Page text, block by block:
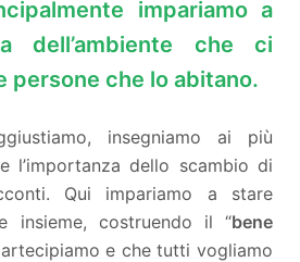
impariamo a
dell’ambiente che ci
persone che lo abitano.
insegniamo ai più
l’importanza dello scambio di
Qui impariamo a stare
insieme, costruendo il “bene
e che tutti vogliamo